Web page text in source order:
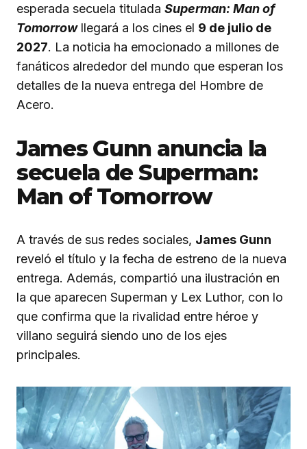
esperada secuela titulada Superman: Man of
Tomorrowllegará a los cines el 9 de julio de
2027. La noticia ha emocionado a millones de
fanáticos alrededor del mundo que esperan los
detalles de la nueva entrega del Hombre de
Acero.
James Gunn anuncia la
secuela de Superman:
Man of Tomorrow
A través de sus redes sociales, James Gunn
reveló el título y la fecha de estreno de la nueva
entrega. Además, compartió una ilustración en
la que aparecen Superman y Lex Luthor, con lo
que confirma que la rivalidad entre héroe y
villano seguirá siendo uno de los ejes
principales.